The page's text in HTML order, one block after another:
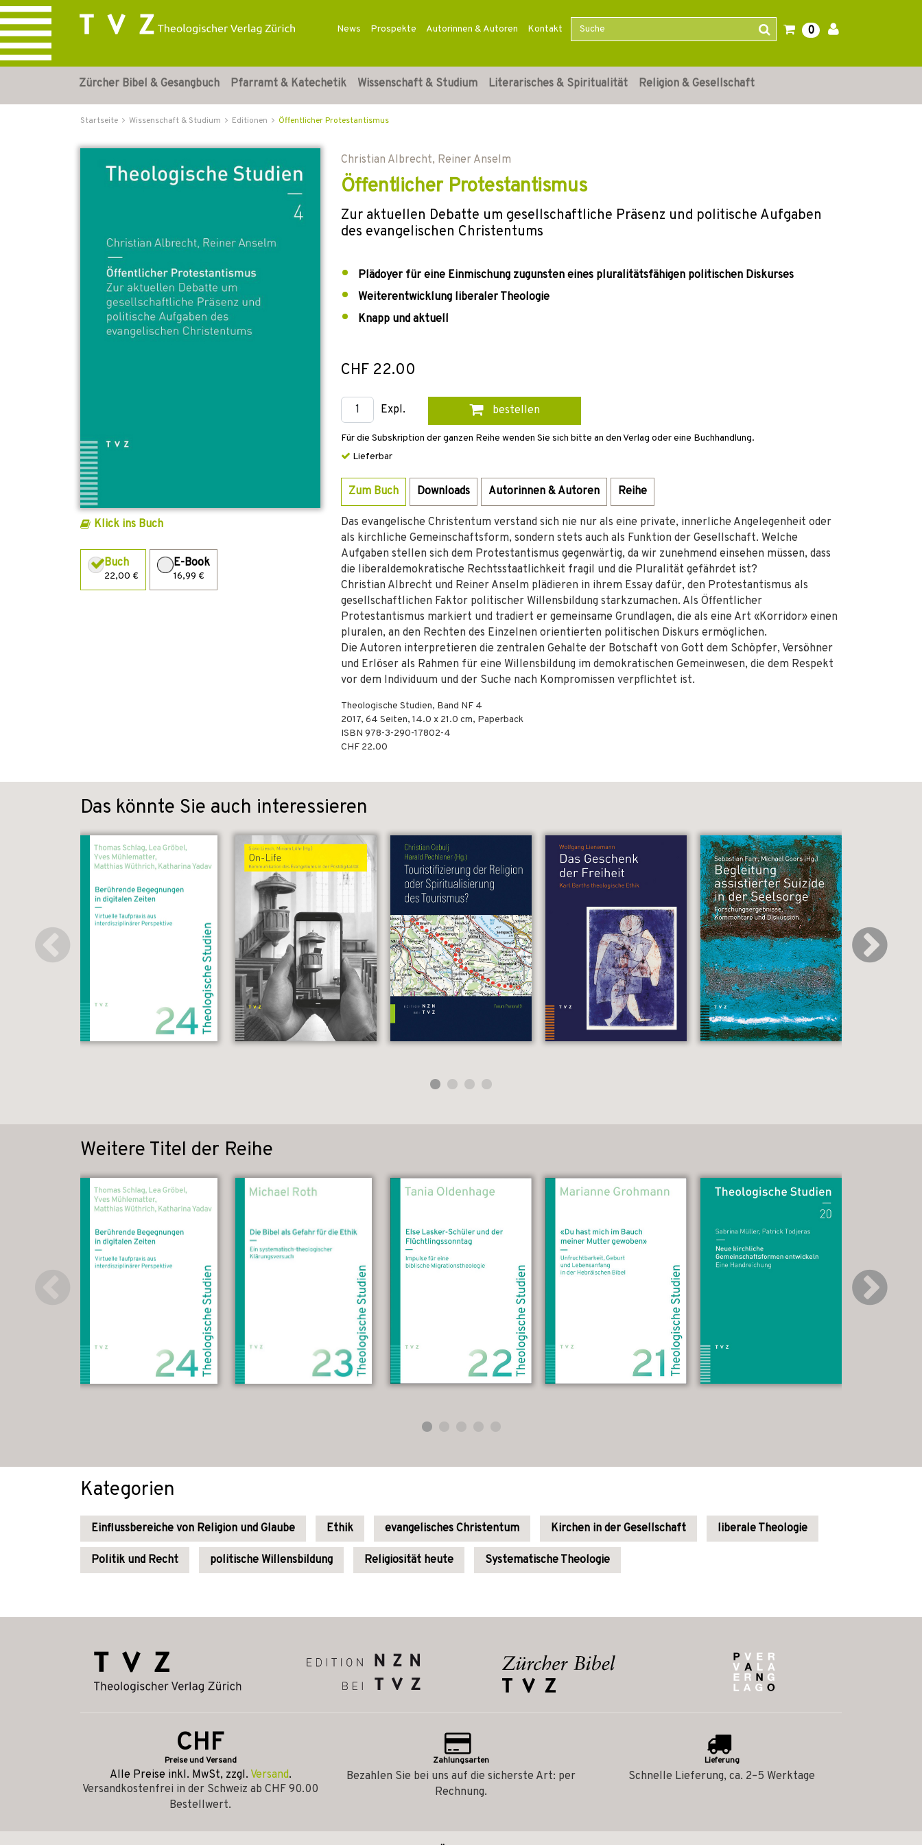
News Prospekte Autorinnen & Autoren Kontakt 0
Zürcher Bibel & Gesangbuch Pfarramt & Katechetik Wissenschaft & Studium Literarisches & Spiritualität Religion & Gesellschaft
Startseite Wissenschaft & Studium Editionen Öffentlicher Protestantismus
Klick ins Buch
Buch
22,00 €
E-Book
16,99 €
Christian Albrecht, Reiner Anselm
Öffentlicher Protestantismus
Zur aktuellen Debatte um gesellschaftliche Präsenz und politische Aufgaben
des evangelischen Christentums
Plädoyer für eine Einmischung zugunsten eines pluralitätsfähigen politischen Diskurses
Weiterentwicklung liberaler Theologie
Knapp und aktuell
CHF 22.00
Expl. bestellen
Für die Subskription der ganzen Reihe wenden Sie sich bitte an den Verlag oder eine Buchhandlung.
Lieferbar
Zum Buch Downloads Autorinnen & Autoren Reihe
Das evangelische Christentum verstand sich nie nur als eine private, innerliche Angelegenheit oder
als kirchliche Gemeinschaftsform, sondern stets auch als Funktion der Gesellschaft. Welche
Aufgaben stellen sich dem Protestantismus gegenwärtig, da wir zunehmend einsehen müssen, dass
die liberaldemokratische Rechtsstaatlichkeit fragil und die Pluralität gefährdet ist?
Christian Albrecht und Reiner Anselm plädieren in ihrem Essay dafür, den Protestantismus als
gesellschaftlichen Faktor politischer Willensbildung starkzumachen. Als Öffentlicher
Protestantismus markiert und tradiert er gemeinsame Grundlagen, die als eine Art «Korridor» einen
pluralen, an den Rechten des Einzelnen orientierten politischen Diskurs ermöglichen.
Die Autoren interpretieren die zentralen Gehalte der Botschaft von Gott dem Schöpfer, Versöhner
und Erlöser als Rahmen für eine Willensbildung im demokratischen Gemeinwesen, die dem Respekt
vor dem Individuum und der Suche nach Kompromissen verpflichtet ist.
Theologische Studien, Band NF 4
2017, 64 Seiten, 14.0 x 21.0 cm, Paperback
ISBN 978-3-290-17802-4
CHF 22.00
Das könnte Sie auch interessieren
Weitere Titel der Reihe
Kategorien
Einflussbereiche von Religion und Glaube Ethik evangelisches Christentum Kirchen in der Gesellschaft liberale Theologie
Politik und Recht politische Willensbildung Religiosität heute Systematische Theologie
CHF
Preise und Versand
Alle Preise inkl. MwSt, zzgl. Versand.
Versandkostenfrei in der Schweiz ab CHF 90.00
Bestellwert.
Zahlungsarten
Bezahlen Sie bei uns auf die sicherste Art: per
Rechnung.
Lieferung
Schnelle Lieferung, ca. 2–5 Werktage